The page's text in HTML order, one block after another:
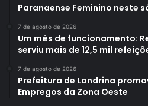
Diversos órgãos da prefeitura terão
Paranaense Feminino neste
7 de agosto de 2026
Um mês de funcionamento:
serviu mais de 12,5 mil
7 de agosto de 2026
Prefeitura de Londrina
Empregos da Zona Oeste